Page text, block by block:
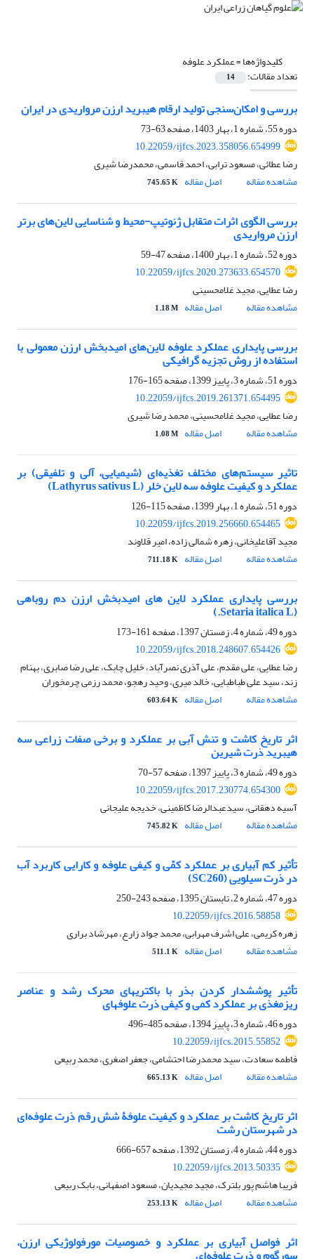
کلیدواژه‌ها =عملکرد علوفه
تعداد مقالات: 14
بررسی و امکان‌سنجی تولید ارقام هیبرید ارزن مرواریدی در ایران
دوره 55، شماره 1، بهار 1403، صفحه
63-73
10.22059/ijfcs.2023.358056.654999
رضا عطائی، مسعود ترابی، احمد قاسمی، محمدرضا شیری
مشاهده مقاله
اصل مقاله 745.65 K
بررسی الگوی اثرات متقابل ژنوتیپ-محیط و شناسایی لاین‌های برتر
ارزن مرواریدی
دوره 52، شماره 1، بهار 1400، صفحه
47-59
10.22059/ijfcs.2020.273633.654570
رضا عطایی، مجید غلامحسینی
مشاهده مقاله
اصل مقاله 1.18 M
بررسی پایداری عملکرد علوفه لاین‌های امیدبخش ارزن معمولی با
استفاده از روش تجزیه گرافیکی
دوره 51، شماره 3، پاییز 1399، صفحه
165-176
10.22059/ijfcs.2019.261371.654495
رضا عطایی، مجید غلامحسینی، محمد رضا شیری
مشاهده مقاله
اصل مقاله 1.08 M
تاثیر سیستم‌های مختلف تغذیه‌ای (شیمیایی، آلی و تلفیقی) بر
عملکرد و کیفیت علوفه سه لاین خلر (Lathyrus sativus L)
دوره 51، شماره 1، بهار 1399، صفحه
115-126
10.22059/ijfcs.2019.256660.654465
مجید آقاعلیخانی، زهره شمالی زاده، امیر قلاوند
مشاهده مقاله
اصل مقاله 711.18 K
بررسی پایداری عملکرد لاین های امیدبخش ارزن دم روباهی
(Setaria italica L.)
دوره 49، شماره 4، زمستان 1397، صفحه
161-173
10.22059/ijfcs.2018.248607.654426
رضا عطایی، علی مقدم، علی آذری نصرآباد، خلیل چابک، علی رضا صابری، بهنام
زند، سید علی طباطبایی، خالد میری، وحید رهجو، محمد رزمی چرمخوران
مشاهده مقاله
اصل مقاله 603.64 K
اثر تاریخ کاشت و تنش آبی بر عملکرد و برخی صفات زراعی سه
هیبرید ذرت شیرین
دوره 49، شماره 3، پاییز 1397، صفحه
57-70
10.22059/ijfcs.2017.230774.654300
آسیه دهقانی، سیدعبدالرضا کاظمینی، خدیجه علیجانی
مشاهده مقاله
اصل مقاله 745.82 K
تأثیر کم آبیاری بر عملکرد کمّی و کیفی علوفه و کارایی کاربرد آب
در ذرت سیلویی (SC260)
دوره 47، شماره 2، تابستان 1395، صفحه
243-250
10.22059/ijfcs.2016.58858
زهره کریمی، علی اشرف مهرابی، محمد جواد زارع، مهرشاد براری
مشاهده مقاله
اصل مقاله 511.1 K
تأثیر پوششدار کردن بذر با باکتریهای محرک رشد و عناصر
ریزمغذی بر عملکرد کمی و کیفی ذرت علوفهای
دوره 46، شماره 3، پاییز 1394، صفحه
485-496
10.22059/ijfcs.2015.55852
فاطمه سعادت، سید محمدرضا احتشامی، جعفر اصغری، محمد ربیعی
مشاهده مقاله
اصل مقاله 665.13 K
اثر تاریخ کاشت بر عملکرد و کیفیت علوفۀ شش رقم ذرت علوفه‌ای
در شهرستان رشت
دوره 44، شماره 4، زمستان 1392، صفحه
657-666
10.22059/ijfcs.2013.50335
فریبا هاشم پور بلترک، مجید مجیدیان، مسعود اصفهانی، بابک ربیعی
مشاهده مقاله
اصل مقاله 253.13 K
اثر فواصل آبیاری بر عملکرد و خصوصیات مورفولوژیکی ارزن،